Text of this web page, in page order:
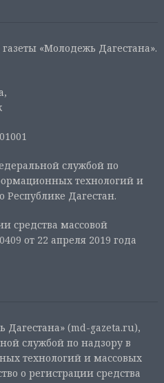
«Молодежь Дагестана».
службой по
технологий и
Дагестан.
средства массовой
от 22 апреля 2019 года
Дагестана» (md-gazeta.ru),
службой по надзору в
технологий и массовых
о регистрации средства